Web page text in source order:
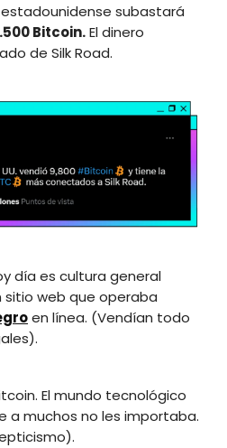
estadounidense subastará
Bitcoin.El dinero
de Silk Road.
día es cultura general
web que operaba
en línea. (Vendían todo
El mundo tecnológico
a muchos no les importaba.